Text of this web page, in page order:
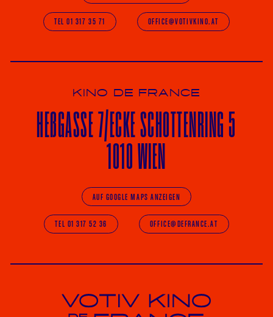
TEL 01 317 35 71 OFFICE@VOTIVKINO.AT
KINO DE FRANCE
HEßGASSE 7/ECKESCHOTTENRING 5
1010 WIEN
AUF GOOGLE MAPS ANZEIGEN
TEL 01 317 52 36 OFFICE@DEFRANCE.AT
Votiv Kino und Kino De France in Wien